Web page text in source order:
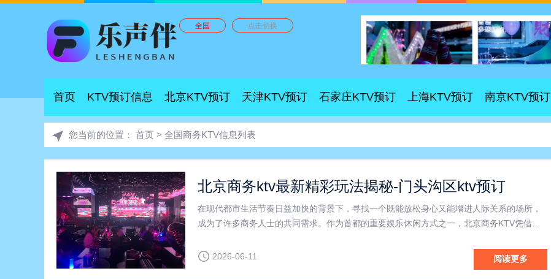
全国 点击切换
首页 KTV预订信息 北京KTV预订 天津KTV预订 石家庄KTV预订 上海KTV预订 南京KTV预订
您当前的位置： 首页 > 全国商务KTV信息列表
北京商务ktv最新精彩玩法揭秘-门头沟区ktv预订
在现代都市生活节奏日益加快的背景下，寻找一个既能放松身心又能增进人际关系的场所，
成为了许多商务人士的共同需求。作为首都的重要娱乐休闲方式之一，北京商务KTV凭借其
V的兴起，更多企业和团队找到了高效且愉快的聚会环境。北京商务KTV以其宽敞舒
2026-06-11 阅读更多